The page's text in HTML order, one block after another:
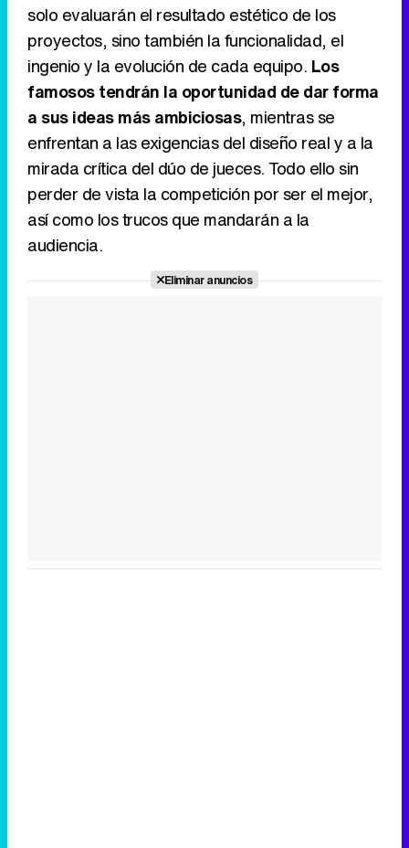
solo evaluarán el resultado estético de los
proyectos, sino también la funcionalidad, el
ingenio y la evolución de cada equipo. Los
famosos tendrán la oportunidad de dar forma
a sus ideas más ambiciosas, mientras se
enfrentan a las exigencias del diseño real y a la
mirada crítica del dúo de jueces. Todo ello sin
perder de vista la competición por ser el mejor,
así como los trucos que mandarán a la
audiencia.
Eliminar anuncios